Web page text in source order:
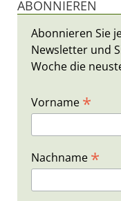
ABONNIEREN
Abonnieren Sie
Newsletter und
Woche die
Vorname *
Nachname *